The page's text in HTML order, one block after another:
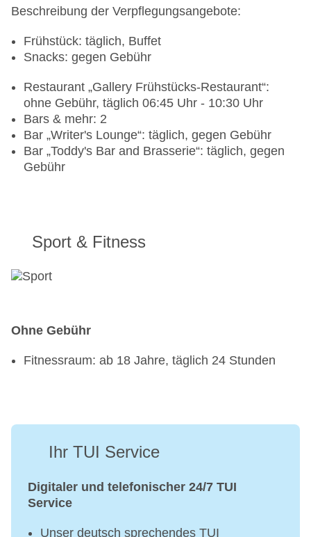
Beschreibung der Verpflegungsangebote:
Frühstück: täglich, Buffet
Snacks: gegen Gebühr
Restaurant „Gallery Frühstücks-Restaurant“:
ohne Gebühr, täglich 06:45 Uhr - 10:30 Uhr
Bars & mehr: 2
Bar „Writer's Lounge“: täglich, gegen Gebühr
Bar „Toddy's Bar and Brasserie“: täglich, gegen
Gebühr
Sport & Fitness
Ohne Gebühr
Fitnessraum: ab 18 Jahre, täglich 24 Stunden
Ihr TUI Service
Digitaler und telefonischer 24/7 TUI
Service
Unser deutsch sprechendes TUI